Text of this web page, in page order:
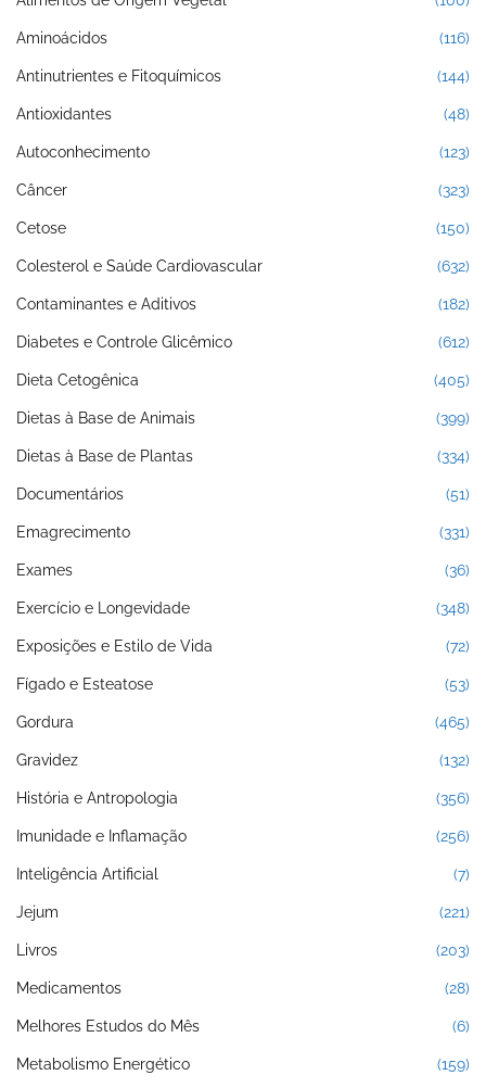
Aminoácidos (116)
Antinutrientes e Fitoquímicos (144)
Antioxidantes (48)
Autoconhecimento (123)
Câncer (323)
Cetose (150)
Colesterol e Saúde Cardiovascular (632)
Contaminantes e Aditivos (182)
Diabetes e Controle Glicêmico (612)
Dieta Cetogênica (405)
Dietas à Base de Animais (399)
Dietas à Base de Plantas (334)
Documentários (51)
Emagrecimento (331)
Exames (36)
Exercício e Longevidade (348)
Exposições e Estilo de Vida (72)
Fígado e Esteatose (53)
Gordura (465)
Gravidez (132)
História e Antropologia (356)
Imunidade e Inflamação (256)
Inteligência Artificial (7)
Jejum (221)
Livros (203)
Medicamentos (28)
Melhores Estudos do Mês (6)
Metabolismo Energético (159)